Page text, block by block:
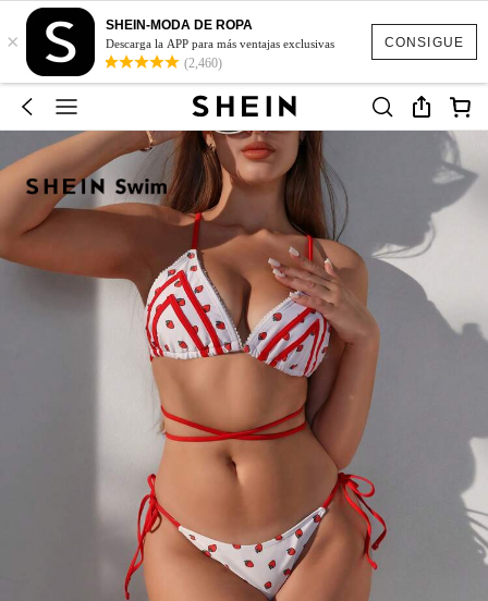
CONSIGUE
×
SHEIN-MODA DE ROPA
Descarga la APP para más ventajas exclusivas
(2,460)